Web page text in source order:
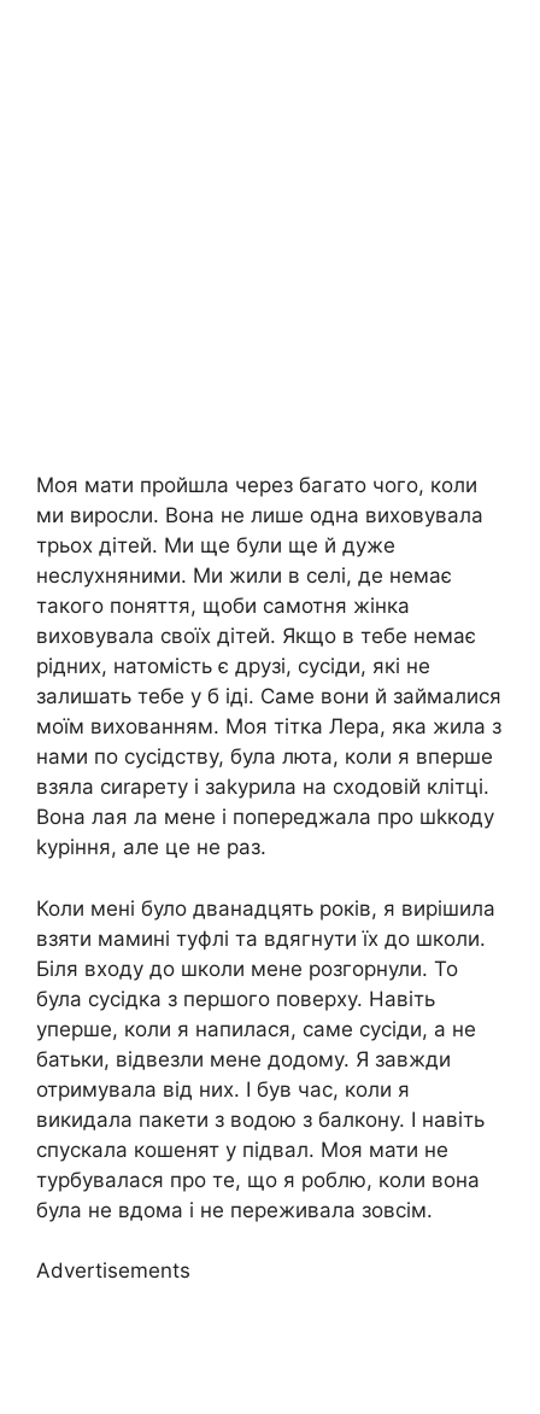
Моя мати пройшла через багато чого, коли
ми виросли. Вона не лише одна виховувала
трьох дітей. Ми ще були ще й дуже
неслухняними. Ми жили в селі, де немає
такого поняття, щоби самотня жінка
виховувала своїх дітей. Якщо в тебе немає
рідних, натомість є друзі, сусіди, які не
залишать тебе у б іді. Саме вони й займалися
моїм вихованням. Моя тітка Лера, яка жила з
нами по сусідству, була люта, коли я вперше
взяла сиrарету і заkурила на сходовій клітці.
Вона лая ла мене і попереджала про шkкоду
kуріння, але це не раз.
Коли мені було дванадцять років, я вирішила
взяти мамині туфлі та вдягнути їх до школи.
Біля входу до школи мене розгорнули. То
була сусідка з першого поверху. Навіть
уперше, коли я напилася, саме сусіди, а не
батьки, відвезли мене додому. Я завжди
отримувала від них. І був час, коли я
викидала пакети з водою з балкону. І навіть
спускала кошенят у підвал. Моя мати не
турбувалася про те, що я роблю, коли вона
була не вдома і не переживала зовсім.
Advertisements